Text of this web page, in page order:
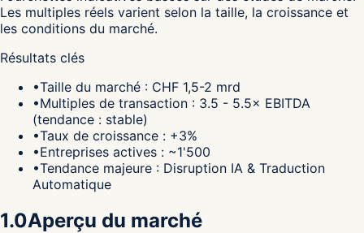
Les multiples réels varient selon la taille, la croissance et
les conditions du marché.
Résultats clés
•Taille du marché : CHF 1,5-2 mrd
•Multiples de transaction : 3.5 - 5.5× EBITDA
(tendance : stable)
•Taux de croissance : +3%
•Entreprises actives : ~1'500
•Tendance majeure : Disruption IA & Traduction
Automatique
1.0Aperçu du marché